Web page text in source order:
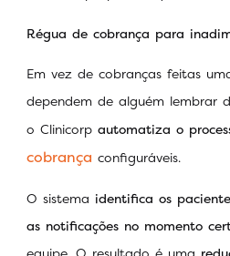
Régua de cobrança para
Em vez de cobranças feitas
dependem de alguém lembrar
o Clinicorp automatiza o
cobrança configuráveis.
O sistema identifica os
as notificações no momento
equipe. O resultado é uma